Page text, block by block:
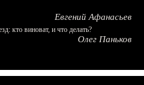
Евгений Афанасьев
кто виноват, и что делать?
Олег Паньков